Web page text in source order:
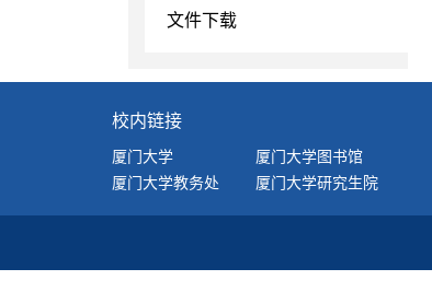
文件下载
校内链接
厦门大学
厦门大学图书馆
厦门大学教务处
厦门大学研究生院